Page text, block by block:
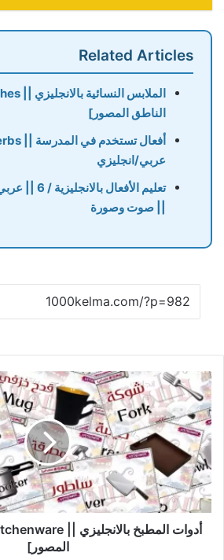
Related Articles
الناطق المصور]
عربي/انجليزي
|| صوت وصورة
أدوات
المطبخ
بالانجليزي
||
Kitchenware
[القاموس
الناطق
المصور]
المصور]